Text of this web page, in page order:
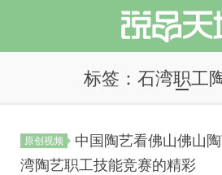
说品天地
标签：石湾职工
原创视频
中国陶艺看佛山佛山
湾陶艺职工技能竞赛的精彩